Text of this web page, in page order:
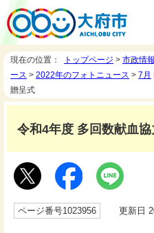
現在の位置： トップページ > 市政情報
ース > 2022年のフォトニュース > 7月
贈呈式
令和4年度 多回数献血
ページ番号1023956 更新日